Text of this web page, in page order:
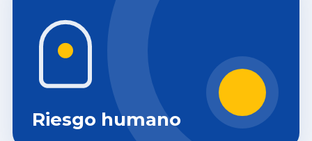
Riesgo humano